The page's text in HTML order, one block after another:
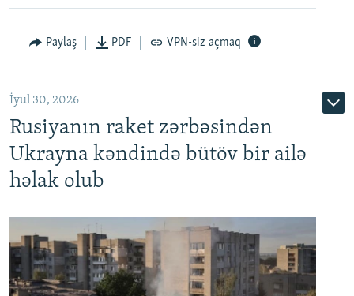
Paylaş PDF VPN-siz açmaq
İyul 30, 2026
Rusiyanın raket zərbəsindən
Ukrayna kəndində bütöv bir ailə
həlak olub